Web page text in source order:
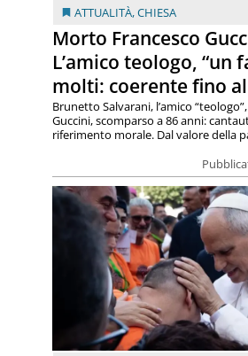
ATTUALITÀ,CHIESA
Morto Francesco
L’amico teologo, “un
molti: coerente fino
Brunetto Salvarani, l’amico
Guccini, scomparso a 86 anni:
riferimento morale. Dal valore della